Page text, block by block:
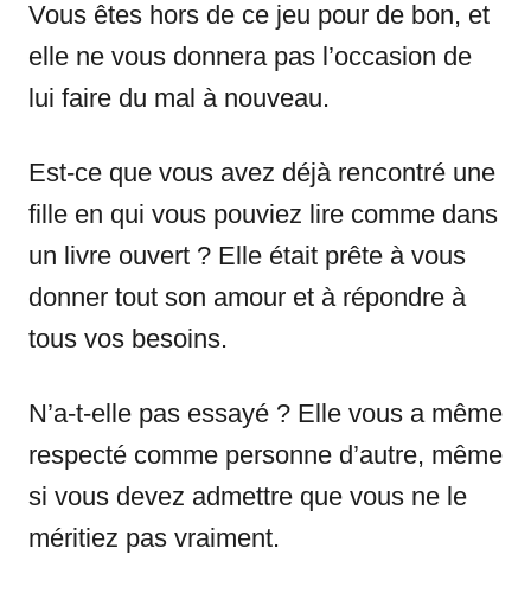
Vous êtes hors de ce jeu pour de bon, et
elle ne vous donnera pas l’occasion de
lui faire du mal à nouveau.
Est-ce que vous avez déjà rencontré une
fille en qui vous pouviez lire comme dans
un livre ouvert ? Elle était prête à vous
donner tout son amour et à répondre à
tous vos besoins.
N’a-t-elle pas essayé ? Elle vous a même
respecté comme personne d’autre, même
si vous devez admettre que vous ne le
méritiez pas vraiment.